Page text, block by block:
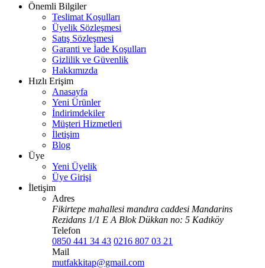
Önemli Bilgiler
Teslimat Koşulları
Üyelik Sözleşmesi
Satış Sözleşmesi
Garanti ve İade Koşulları
Gizlilik ve Güvenlik
Hakkımızda
Hızlı Erişim
Anasayfa
Yeni Ürünler
İndirimdekiler
Müşteri Hizmetleri
İletişim
Blog
Üye
Yeni Üyelik
Üye Girişi
İletişim
Adres
Fikirtepe mahallesi mandıra caddesi Mandarins
Rezidans 1/1 E A Blok Dükkan no: 5 Kadıköy
Telefon
0850 441 34 43 0216 807 03 21
Mail
mutfakkitap@gmail.com